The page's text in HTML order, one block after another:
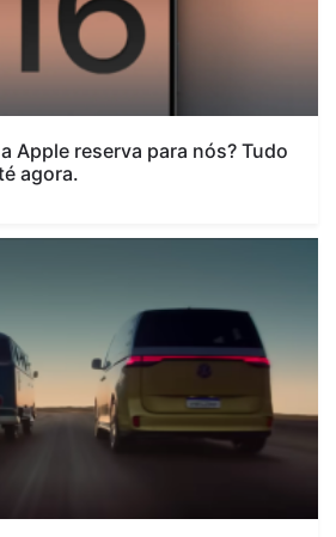
Apple reserva para nós? Tudo
agora.